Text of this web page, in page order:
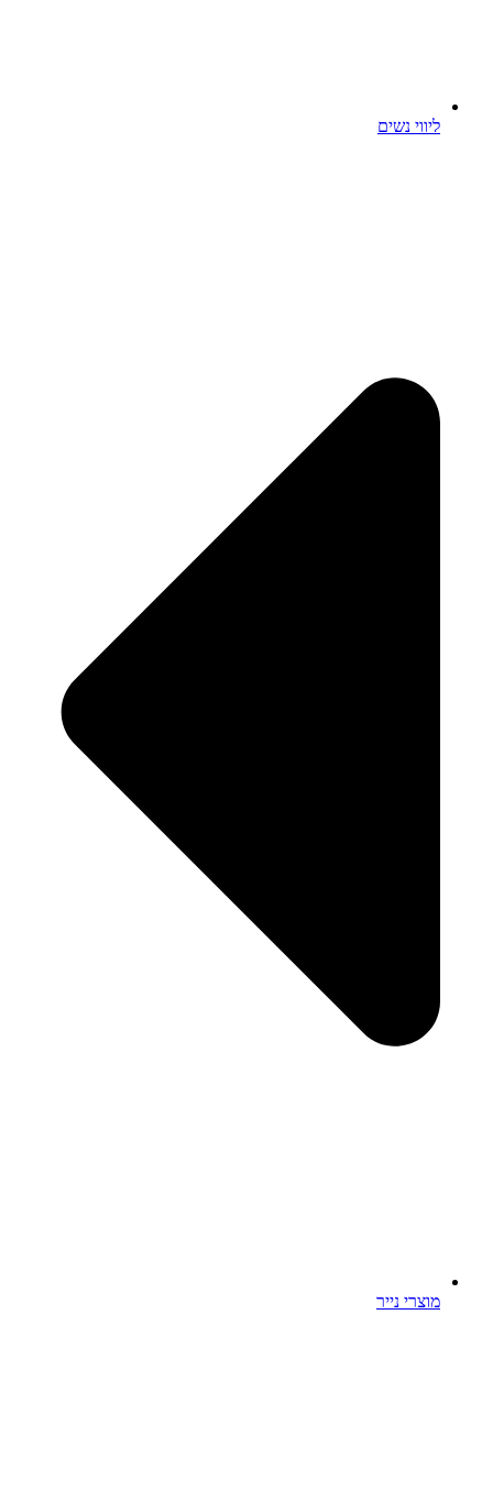
ליווי נשים
מוצרי נייר